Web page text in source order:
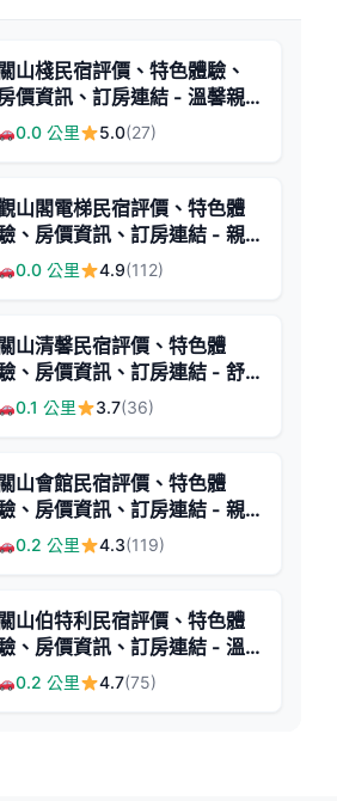
關山棧民宿評價、特色體驗、
價資訊、訂房連結 - 溫馨親
子文藝風
0.0 公里 5.0(27)
山閣電梯民宿評價、特色體
、房價資訊、訂房連結 - 親
切服務與舒適空間
0.0 公里 4.9(112)
關山清馨民宿評價、特色體
、房價資訊、訂房連結 - 舒
適寵物友善住宿
0.1 公里 3.7(36)
關山會館民宿評價、特色體
、房價資訊、訂房連結 - 親
切服務與舒適住宿
0.2 公里 4.3(119)
關山伯特利民宿評價、特色體
、房價資訊、訂房連結 - 溫
馨舒適的家的感覺
0.2 公里 4.7(75)